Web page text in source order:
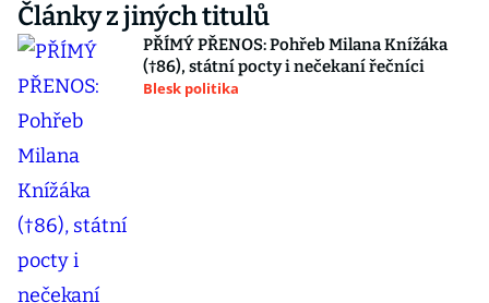
Články z jiných titulů
PŘÍMÝ PŘENOS: Pohřeb Milana Knížáka
(†86), státní pocty i nečekaní řečníci
Blesk politika